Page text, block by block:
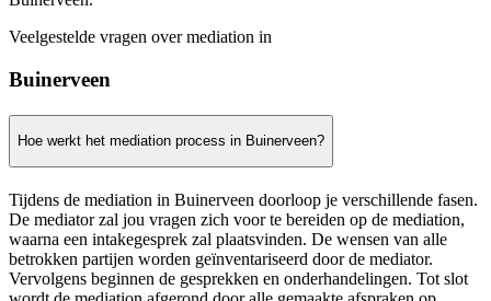
Veelgestelde vragen over mediation in
Buinerveen
Hoe werkt het mediation process in Buinerveen?
Tijdens de mediation in Buinerveen doorloop je verschillende fasen.
De mediator zal jou vragen zich voor te bereiden op de mediation,
waarna een intakegesprek zal plaatsvinden. De wensen van alle
betrokken partijen worden geïnventariseerd door de mediator.
Vervolgens beginnen de gesprekken en onderhandelingen. Tot slot